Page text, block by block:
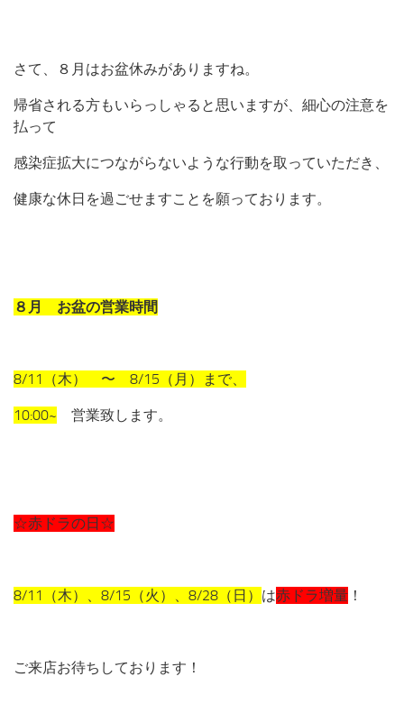
さて、８月はお盆休みがありますね。
帰省される方もいらっしゃると思いますが、細心の注意を
払って
感染症拡大につながらないような行動を取っていただき、
健康な休日を過ごせますことを願っております。
８月 お盆の営業時間
8/11（木） 〜 8/15（月）まで、
10:00~ 営業致します。
☆赤ドラの日☆
8/11（木）、8/15（火）、8/28（日） は赤ドラ増量 ！
ご来店お待ちしております！